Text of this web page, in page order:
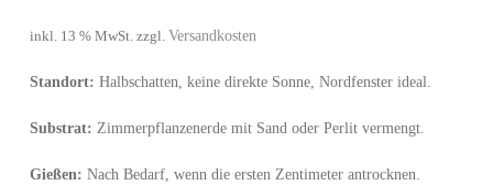
inkl. 13 % MwSt. zzgl. Versandkosten
Standort: Halbschatten, keine direkte Sonne, Nordfenster ideal.
Substrat: Zimmerpflanzenerde mit Sand oder Perlit vermengt.
Gießen: Nach Bedarf, wenn die ersten Zentimeter antrocknen.